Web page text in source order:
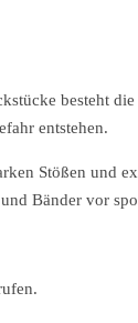
besteht
entstehen.
Stößen und
Bänder vor